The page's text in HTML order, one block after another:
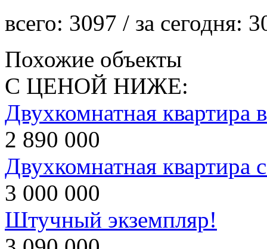
всего: 3097 / за сегодня:
Похожие объекты
С ЦЕНОЙ НИЖЕ:
Двухкомнатная квартира
2 890 000
Двухкомнатная
3 000 000
Штучный экземпляр!